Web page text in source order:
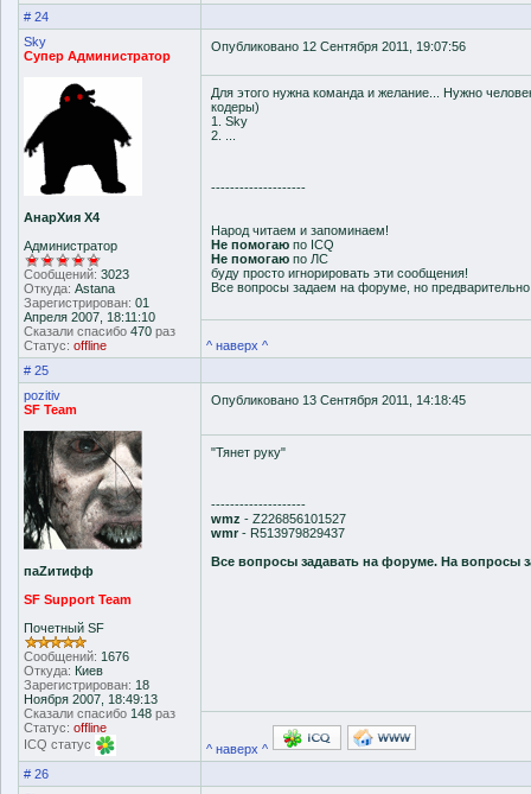
# 24
Sky
Супер Администратор
АнарХия Х4
Администратор
Сообщений: 3023
Откуда: Astana
Зарегистрирован: 01
Апреля 2007, 18:11:10
Сказали спасибо 470 раз
Статус: offline
Опубликовано 12 Сентября 2011, 19:07:56
Для этого нужна команда и желание... Нужно
кодеры)
1. Sky
2. ...
--------------------
Народ читаем и запоминаем!
Не помогаю по ICQ
Не помогаю по ЛС
буду просто игнорировать эти сообщения!
Все вопросы задаем на форуме, но
^ наверх ^
# 25
pozitiv
SF Team
паZитифф
SF Support Team
Почетный SF
Сообщений: 1676
Откуда: Киев
Зарегистрирован: 18
Ноября 2007, 18:49:13
Сказали спасибо 148 раз
Статус: offline
ICQ статус
Опубликовано 13 Сентября 2011, 14:18:45
"Тянет руку"
--------------------
wmz - Z226856101527
wmr- R513979829437
Все вопросы задавать на форуме. На вопросы
^ наверх ^
# 26